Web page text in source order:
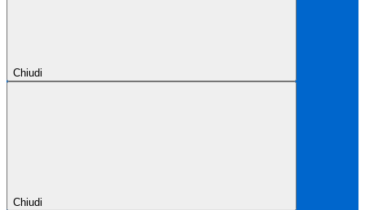
Chiudi
Chiudi